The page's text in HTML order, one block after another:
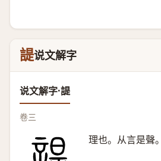
諟说文解字
说文解字·諟
卷三
理也。从言是聲